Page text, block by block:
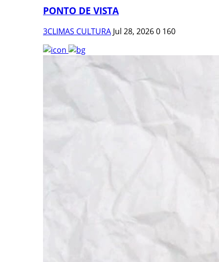
PONTO DE VISTA
3CLIMAS CULTURA Jul 28, 20260 160